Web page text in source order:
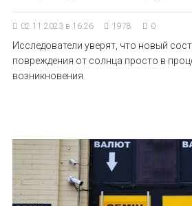
02.11.2023 в 16:26 1978 0
Исследователи уверят, что новый
повреждения от солнца просто в
возникновения.